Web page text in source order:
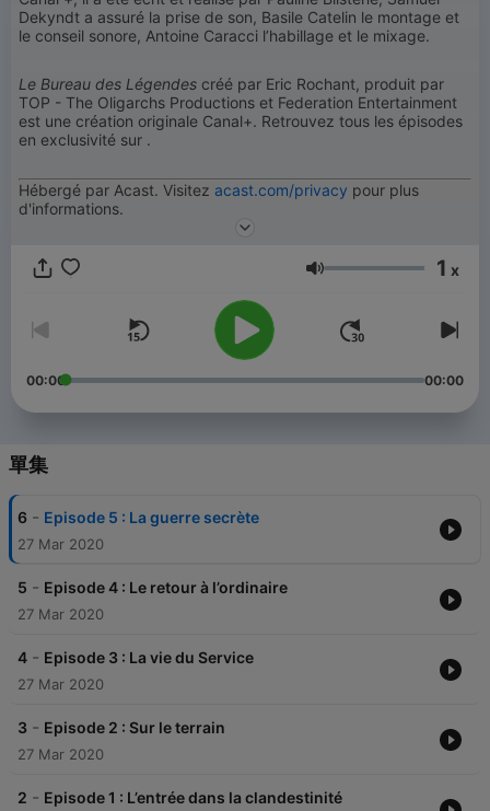
Dekyndt a assuré la prise de son, Basile Catelin le montage et
le conseil sonore, Antoine Caracci l’habillage et le mixage.
Le Bureau des Légendes créé par Eric Rochant, produit par
TOP - The Oligarchs Productions et Federation Entertainment
est une création originale Canal+. Retrouvez tous les épisodes
en exclusivité sur .
Hébergé par Acast. Visitez acast.com/privacy pour plus
d'informations.
音量 1 x
00:00 00:00
單集
6 - Episode 5 : La guerre secrète
27 Mar 2020
5 - Episode 4 : Le retour à l’ordinaire
27 Mar 2020
4 - Episode 3 : La vie du Service
27 Mar 2020
3 - Episode 2 : Sur le terrain
27 Mar 2020
2 - Episode 1 : L’entrée dans la clandestinité